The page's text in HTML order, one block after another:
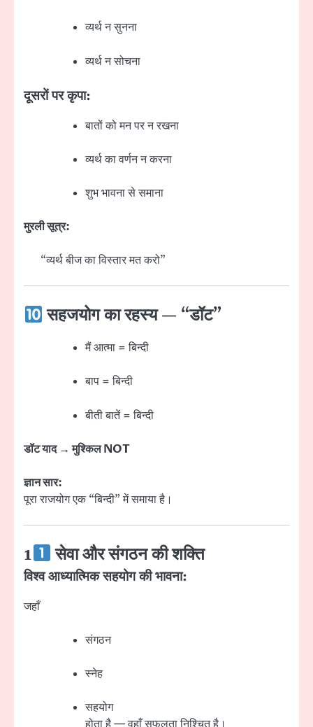
व्यर्थ न सुनना
व्यर्थ न सोचना
दूसरों पर कृपा:
बातों को मन पर न रखना
व्यर्थ का वर्णन न करना
शुभ भावना से समाना
मुरली सूत्र:
“व्यर्थ बीज का विस्तार मत करो”
सहजयोग का रहस्य — “डॉट”
मैं आत्मा = बिन्दी
बाप = बिन्दी
बीती बातें = बिन्दी
डॉट याद → मुश्किल NOT
ज्ञान सार:
पूरा राजयोग एक “बिन्दी” में समाया है।
1 सेवा और संगठन की शक्ति
विश्व आध्यात्मिक सहयोग की भावना:
जहाँ
संगठन
स्नेह
सहयोग